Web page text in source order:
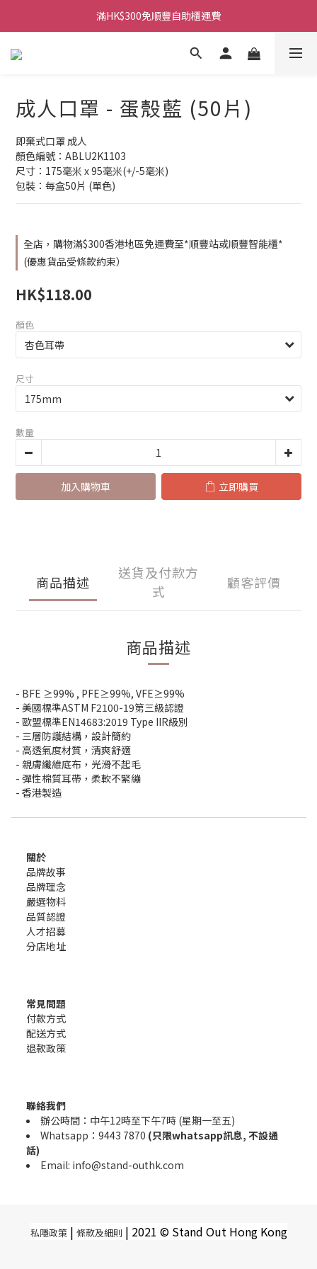
滿HK$300免順豐自助櫃運費
成人口罩 - 蛋殼藍 (50片)
即棄式口罩 成人
顏色編號：ABLU2K1103
尺寸：175毫米 x 95毫米(+/-5毫米)
包裝：每盒50片 (單色)
全店，購物滿$300香港地區免運費至*順豐站或順豐智能櫃*
(優惠貨品受條款約束）
HK$118.00
顏色
尺寸
數量
加入購物車 立即購買
商品描述
送貨及付款方
式
顧客評價
商品描述
- BFE ≥99% , PFE≥99%, VFE≥99%
- 美國標準ASTM F2100-19第三級認證
- 歐盟標準EN14683:2019 Type IIR級別
- 三層防護結構，設計簡約
- 高透氣度材質，清爽舒適
- 親膚纖維底布，光滑不起毛
- 彈性棉質耳帶，柔軟不緊繃
- 香港製造
關於
品牌故事
品牌理念
嚴選物料
品質認證
人才招募
分店地址
常見問題
付款方式
配送方式
退款政策
聯絡我們
辦公時間：中午12時至下午7時 (星期一至五)
Whatsapp：9443 7870 (只限whatsapp訊息, 不設通
話)
Email: info@stand-outhk.com
私隱政策| 條款及細則 | 2021 © Stand Out Hong Kong